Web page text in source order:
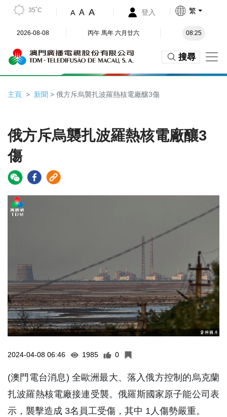
35˚C A A A 登入 繁
2026-08-08 丙午 馬年 六月廿六 08:25
搜尋
主頁 新聞 > 俄方斥烏襲扎波羅熱核電廠釀3傷
俄方斥烏襲扎波羅熱核電廠釀3
傷
2024-04-08 06:46 1985 0
(澳門電台消息) 全歐洲最大、落入俄方控制的烏克蘭
扎波羅熱核電廠接連受襲。俄羅斯國家原子能公司表
示，襲擊造成 3名員工受傷，其中 1人傷勢嚴重。